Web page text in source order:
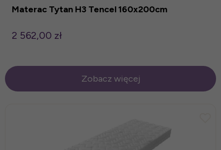
Materac Tytan H3 Tencel 160x200cm
2 562,00 zł
Zobacz więcej